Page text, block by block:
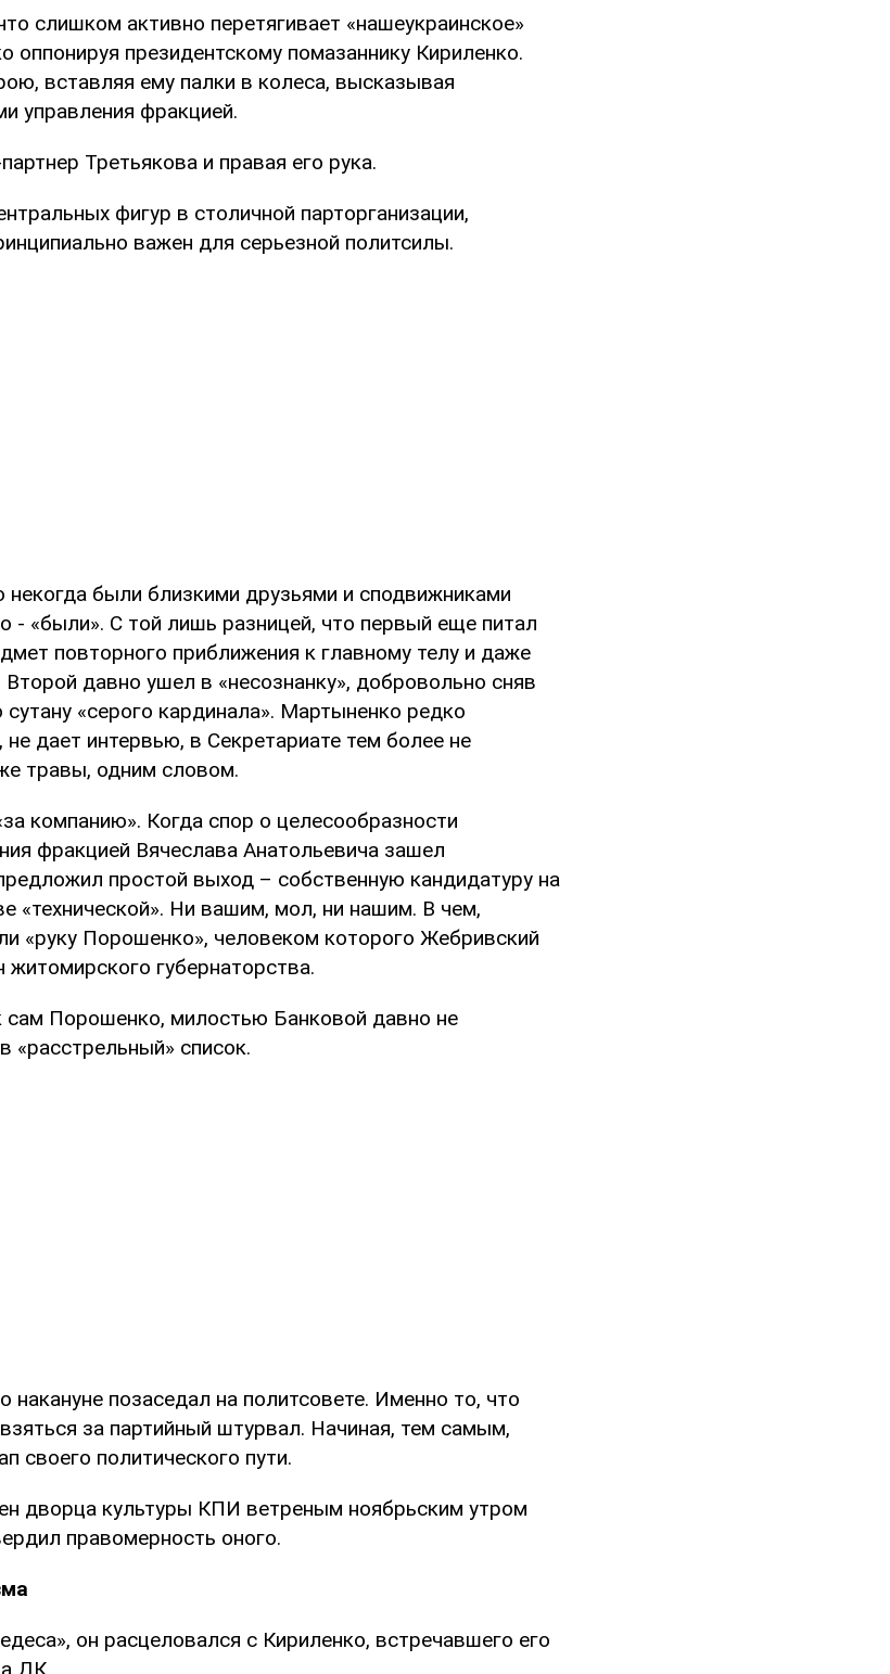
слишком активно перетягивает «нашеукраинское»
оппонируя президентскому помазаннику Кириленко.
вставляя ему палки в колеса, высказывая
управления фракцией.
Третьякова и правая его рука.
фигур в столичной парторганизации,
важен для серьезной политсилы.
были близкими друзьями и сподвижниками
«были». С той лишь разницей, что первый еще питал
повторного приближения к главному телу и даже
Второй давно ушел в «несознанку», добровольно сняв
«серого кардинала». Мартыненко редко
дает интервью, в Секретариате тем более не
травы, одним словом.
компанию». Когда спор о целесообразности
фракцией Вячеслава Анатольевича зашел
простой выход – собственную кандидатуру на
«технической». Ни вашим, мол, ни нашим. В чем,
«руку Порошенко», человеком которого Жебривский
губернаторства.
сам Порошенко, милостью Банковой давно не
«расстрельный» список.
накануне позаседал на политсовете. Именно то, что
за партийный штурвал. Начиная, тем самым,
своего политического пути.
дворца культуры КПИ ветреным ноябрьским утром
правомерность оного.
он расцеловался с Кириленко, встречавшего его